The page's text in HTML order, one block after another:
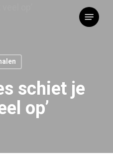
Menu
schiet je
op’